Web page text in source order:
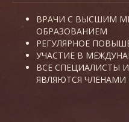
ВРАЧИ С ВЫСШИМ
ОБРАЗОВАНИЕМ
РЕГУЛЯРНОЕ
УЧАСТИЕ В
ВСЕ СПЕЦИАЛИСТЫ
ЯВЛЯЮТСЯ ЧЛЕНАМИ